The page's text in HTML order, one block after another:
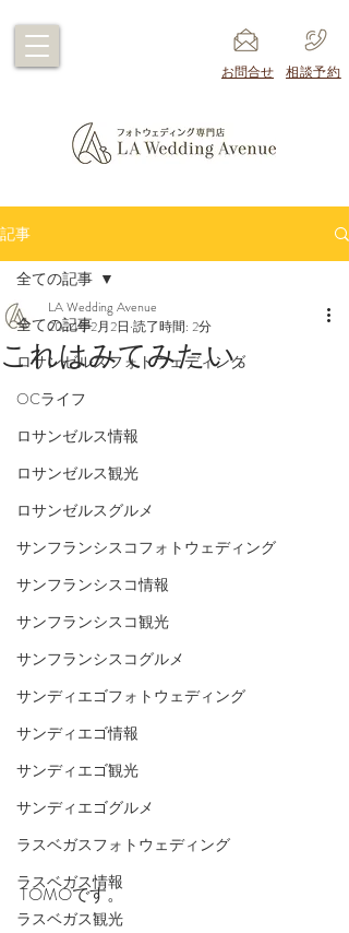
​お問合せ ​相談予約
記事
全ての記事
ロサンゼルスフォトウェディング
OCライフ
ロサンゼルス情報
ロサンゼルス観光
ロサンゼルスグルメ
サンフランシスコフォトウェディング
サンフランシスコ情報
サンフランシスコ観光
サンフランシスコグルメ
サンディエゴフォトウェディング
サンディエゴ情報
サンディエゴ観光
サンディエゴグルメ
ラスベガスフォトウェディング
ラスベガス情報
ラスベガス観光
全ての記事
これはみてみたい。
LA Wedding Avenue
2024年2月2日 読了時間: 2分
TOMOです。